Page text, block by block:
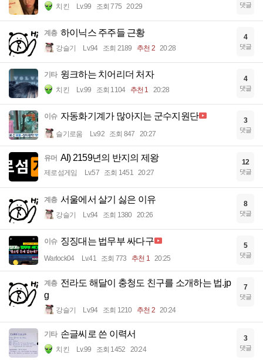
치킨 Lv.99 조회 775 20:29 댓글
계층 하이닉스 주주들 근황
강슬기 Lv.94 조회 2189 추천 2 20:28
4
댓글
기타 윙크하는 치어리더 처자
치킨 Lv.99 조회 1104 추천 1 20:28
4
댓글
이슈 자동화기계가 많아지는 군수지원단
슬기로움 Lv.92 조회 847 20:27
3
댓글
유머 AI) 2159년의 반지의 제왕
제로섬게임 Lv.57 조회 1451 20:27
12
댓글
계층 서울에서 살기 싫은 이유
강슬기 Lv.94 조회 1380 20:26
8
댓글
이슈 징징대는 법무부 싸다구
Warlock04 Lv.41 조회 773 추천 1 20:25
5
댓글
계층 전라도 해달이 충청도 친구를 소개하는 법.jp
g
강슬기 Lv.94 조회 1210 추천 2 20:24
7
댓글
기타 손글씨로 쓴 이력서
치킨 Lv.99 조회 1452 20:24
3
댓글